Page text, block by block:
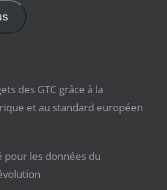
des GTC grâce à la
et au standard européen
pour les données du